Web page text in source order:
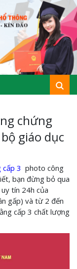
chứng
giáo dục
cấp 3 photo công
bạn đừng bỏ qua
tín 24h của
gấp) và từ 2 đến
cấp 3 chất lượng